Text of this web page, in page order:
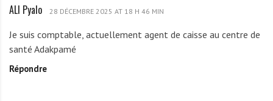
n
g
lA
I
P
y
ALI Pyalo 28 DÉCEMBRE 2025 AT 18 H 46 MIN
Je suis comptable, actuellement agent de caisse au centre de
santé Adakpamé
Répondre